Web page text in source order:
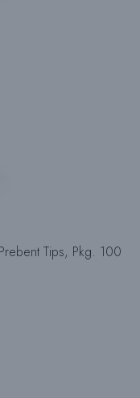
Tips, Pkg. 100